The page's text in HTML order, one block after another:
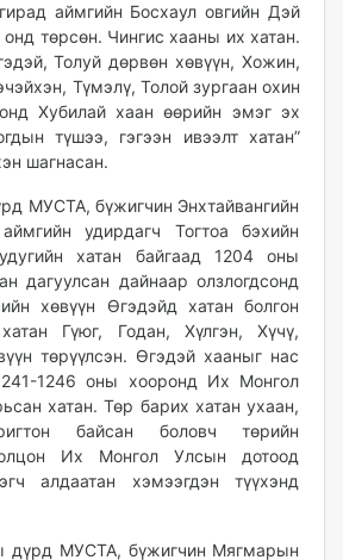
аймгийн Босхаул овгийн Дэй
төрсөн. Чингис хааны их хатан.
Толуй дөрвөн хөвүүн, Хожин,
Түмэлү, Толой зургаан охин
Хубилай хаан өөрийн эмэг эх
түшээ, гэгээн ивээлт хатан”
шагнасан.
МУСТА, бүжигчин Энхтайвангийн
удирдагч Тогтоа бэхийн
хатан байгаад 1204 оны
дагуулсан дайнаар олзлогдсонд
хөвүүн Өгэдэйд хатан болгон
Гүюг, Годан, Хүлгэн, Хүчү,
төрүүлсэн. Өгэдэй хааныг нас
1246 оны хооронд Их Монгол
хатан. Төр барих хатан ухаан,
байсан боловч төрийн
Их Монгол Улсын дотоод
алдаатан хэмээгдэн түүхэнд
дүрд МУСТА, бүжигчин Мягмарын